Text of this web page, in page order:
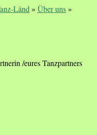
Länd » Über uns»
/eures Tanzpartners